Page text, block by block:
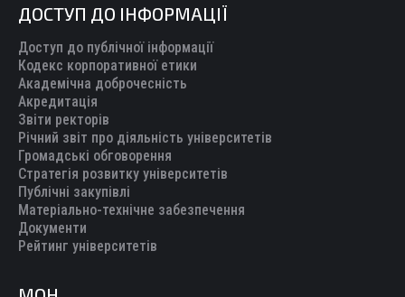
ДОСТУП ДО ІНФОРМАЦІЇ
Доступ до публічної інформації
Кодекс корпоративної етики
Академічна доброчесність
Акредитація
Звіти ректорів
Річний звіт про діяльність університетів
Громадські обговорення
Стратегія розвитку університетів
Публічні закупівлі
Матеріально-технічне забезпечення
Документи
Рейтинг університетів